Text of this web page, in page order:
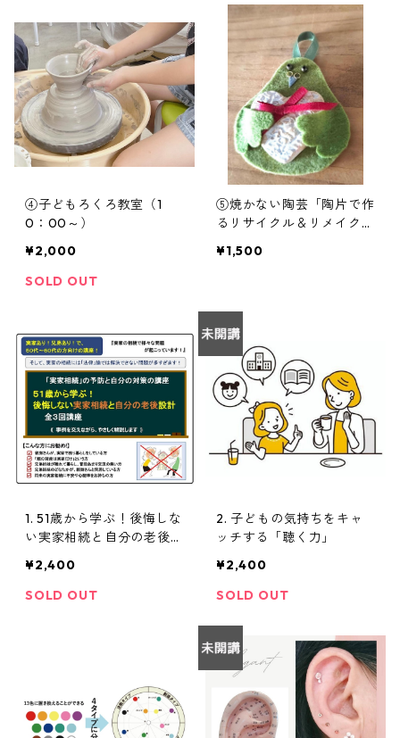
④子どもろくろ教室（1
0：00～）
¥2,000
SOLD OUT
⑤焼かない陶芸「陶片で作
るリサイクル＆リメイク小
¥1,500
1. 51歳から学ぶ！後悔しな
い実家相続と自分の老後設
¥2,400
SOLD OUT
2. 子どもの気持ちをキャ
ッチする「聴く力」
¥2,400
SOLD OUT